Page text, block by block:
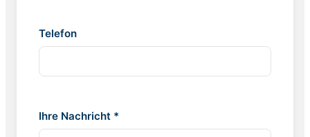
Telefon
Ihre Nachricht *